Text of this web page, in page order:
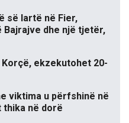
së lartë në Fier,
dhe një tjetër,
ekzekutohet 20-
viktima u përfshinë në
në dorë